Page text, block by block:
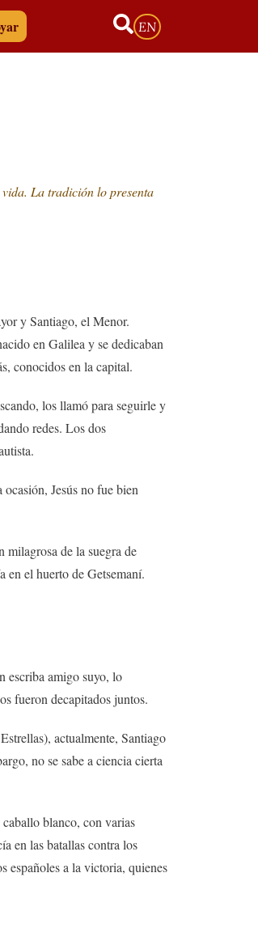
EN
La tradición lo presenta
y Santiago, el Menor.
en Galilea y se dedicaban
conocidos en la capital.
los llamó para seguirle y
redes. Los dos
Jesús no fue bien
milagrosa de la suegra de
en el huerto de Getsemaní.
escriba amigo suyo, lo
fueron decapitados juntos.
actualmente, Santiago
no se sabe a ciencia cierta
blanco, con varias
en las batallas contra los
españoles a la victoria, quienes